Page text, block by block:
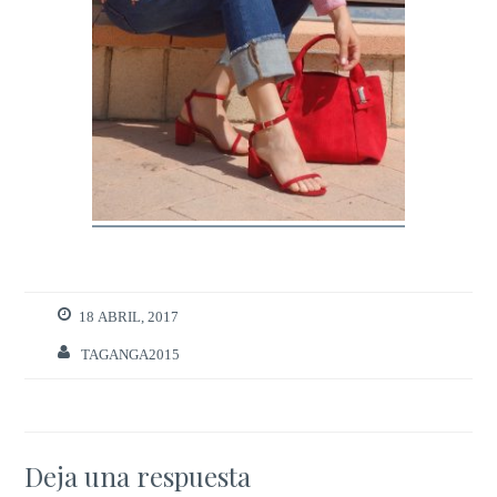
18 ABRIL, 2017
TAGANGA2015
Deja una respuesta